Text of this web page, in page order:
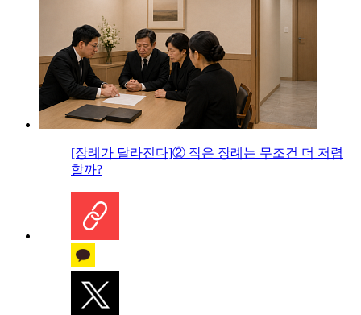
[장례가 달라진다]② 작은 장례는 무조건 더 저렴
할까?